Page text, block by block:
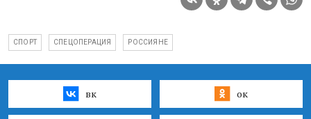
СПОРТ СПЕЦОПЕРАЦИЯ РОССИЯНЕ
вк ок